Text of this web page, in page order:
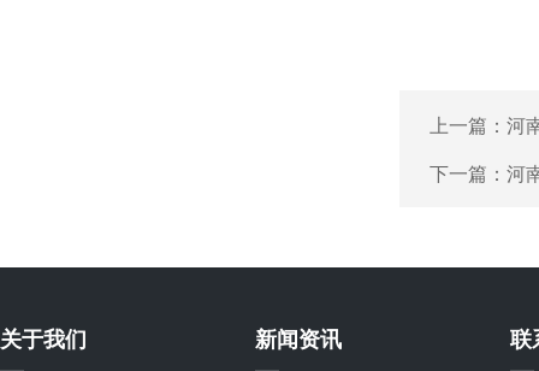
上一篇： 河
下一篇： 河
关于我们 新闻资讯 联